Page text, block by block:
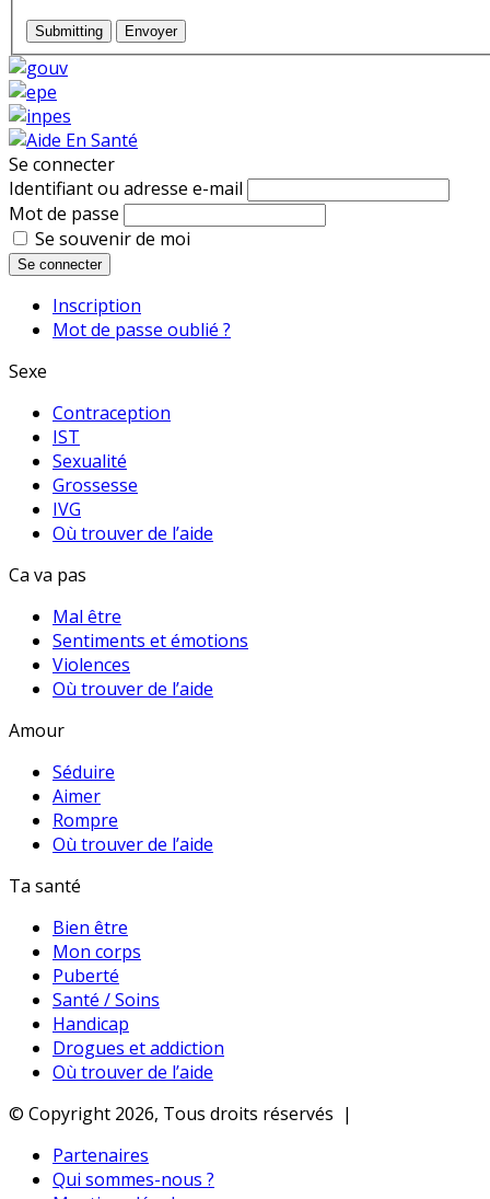
Submitting Envoyer
Se connecter
Identifiant ou adresse e-mail
Mot de passe
Se souvenir de moi
Se connecter
Inscription
Mot de passe oublié ?
Sexe
Contraception
IST
Sexualité
Grossesse
IVG
Où trouver de l’aide
Ca va pas
Mal être
Sentiments et émotions
Violences
Où trouver de l’aide
Amour
Séduire
Aimer
Rompre
Où trouver de l’aide
Ta santé
Bien être
Mon corps
Puberté
Santé / Soins
Handicap
Drogues et addiction
Où trouver de l’aide
© Copyright 2026, Tous droits réservés |
Partenaires
Qui sommes-nous ?